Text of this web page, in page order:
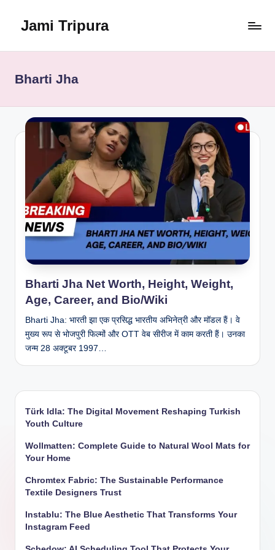
Jami Tripura
Guide
and
Innovation
Bharti Jha
Bharti Jha Net Worth, Height, Weight,
Age, Career, and Bio/Wiki
Bharti Jha: भारती झा एक प्रसिद्ध भारतीय अभिनेत्री और मॉडल हैं। वे
मुख्य रूप से भोजपुरी फिल्मों और OTT वेब सीरीज में काम करती हैं। उनका
जन्म 28 अक्टूबर 1997…
Türk Idla: The Digital Movement Reshaping Turkish
Youth Culture
Wollmatten: Complete Guide to Natural Wool Mats for
Your Home
Chromtex Fabric: The Sustainable Performance
Textile Designers Trust
Instablu: The Blue Aesthetic That Transforms Your
Instagram Feed